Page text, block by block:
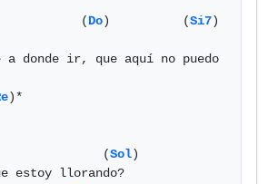
(Do)          (Si7)
a donde ir, que aquí no puedo
)*
(Sol)
estoy llorando?